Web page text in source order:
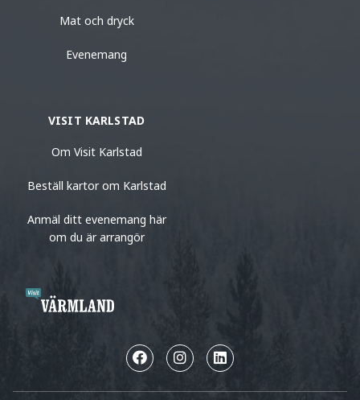
Mat och dryck
Evenemang
VISIT KARLSTAD
Om Visit Karlstad
Beställ kartor om Karlstad
Anmäl ditt evenemang här
om du är arrangör